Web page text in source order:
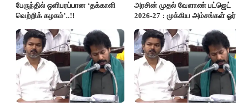
பேருந்தில் ஒளிபரப்பான ‘தக்காளி
வெற்றிக் கழகம்’..!!
அரசின் முதல் வேளாண் பட்ஜெட்
2026-27 : முக்கிய அம்சங்கள் ஓர்